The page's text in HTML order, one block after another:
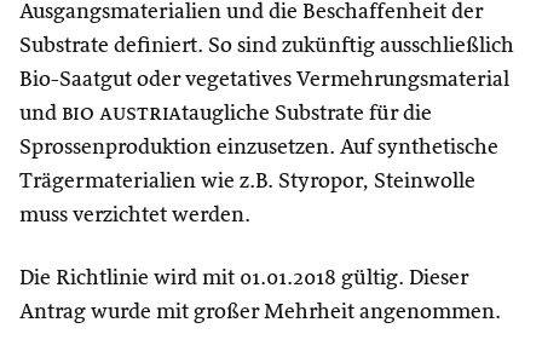
Ausgangsmaterialien und die Beschaffenheit der
Substrate definiert. So sind zukünftig ausschließlich
Bio-Saatgut oder vegetatives Vermehrungsmaterial
und bio austriataugliche Substrate für die
Sprossenproduktion einzusetzen. Auf synthetische
Trägermaterialien wie z.B. Styropor, Steinwolle
muss verzichtet werden.
Die Richtlinie wird mit 01.01.2018 gültig. Dieser
Antrag wurde mit großer Mehrheit angenommen.